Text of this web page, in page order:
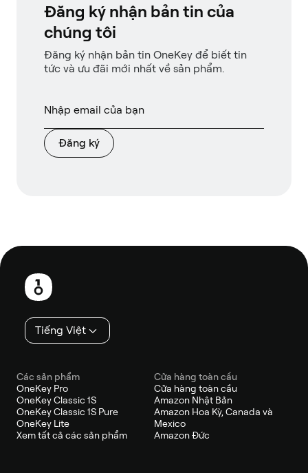
Đăng ký nhận bản tin của
chúng tôi
Đăng ký nhận bản tin OneKey để biết tin
tức và ưu đãi mới nhất về sản phẩm.
Đăng ký
Chân
trang
Tiếng Việt
Các sản phẩm
OneKey Pro
OneKey Classic 1S
OneKey Classic 1S Pure
OneKey Lite
Xem tất cả các sản phẩm
Cửa hàng toàn cầu
Cửa hàng toàn cầu
Amazon Nhật Bản
Amazon Hoa Kỳ, Canada và
Mexico
Amazon Đức